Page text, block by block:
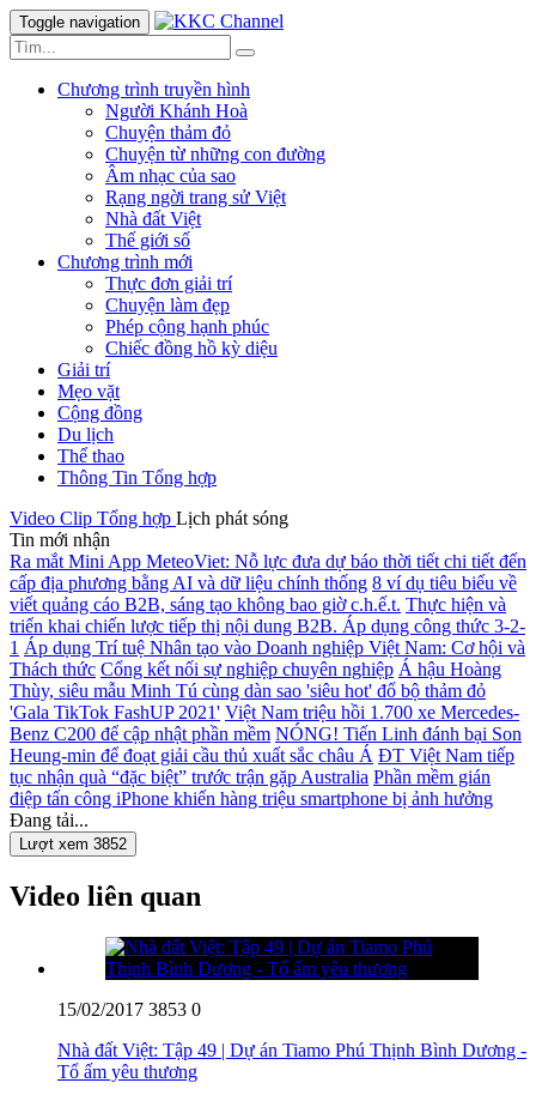
Toggle navigation
Chương trình truyền hình
Người Khánh Hoà
Chuyện thảm đỏ
Chuyện từ những con đường
Âm nhạc của sao
Rạng ngời trang sử Việt
Nhà đất Việt
Thế giới số
Chương trình mới
Thực đơn giải trí
Chuyện làm đẹp
Phép cộng hạnh phúc
Chiếc đồng hồ kỳ diệu
Giải trí
Mẹo vặt
Cộng đồng
Du lịch
Thể thao
Thông Tin Tổng hợp
Video Clip Tổng hợp Lịch phát sóng
Tin mới nhận
Ra mắt Mini App MeteoViet: Nỗ lực đưa dự báo thời tiết chi tiết đến
cấp địa phương bằng AI và dữ liệu chính thống 8 ví dụ tiêu biểu về
viết quảng cáo B2B, sáng tạo không bao giờ c.h.ế.t. Thực hiện và
triển khai chiến lược tiếp thị nội dung B2B. Áp dụng công thức 3-2-
1 Áp dụng Trí tuệ Nhân tạo vào Doanh nghiệp Việt Nam: Cơ hội và
Thách thức Cổng kết nối sự nghiệp chuyên nghiệp Á hậu Hoàng
Thùy, siêu mẫu Minh Tú cùng dàn sao 'siêu hot' đổ bộ thảm đỏ
'Gala TikTok FashUP 2021' Việt Nam triệu hồi 1.700 xe Mercedes-
Benz C200 để cập nhật phần mềm NÓNG! Tiến Linh đánh bại Son
Heung-min để đoạt giải cầu thủ xuất sắc châu Á ĐT Việt Nam tiếp
tục nhận quà “đặc biệt” trước trận gặp Australia Phần mềm gián
điệp tấn công iPhone khiến hàng triệu smartphone bị ảnh hưởng
Đang tải...
Lượt xem 3852
Video liên quan
15/02/2017 3853 0
Nhà đất Việt: Tập 49 | Dự án Tiamo Phú Thịnh Bình Dương -
Tổ ấm yêu thương